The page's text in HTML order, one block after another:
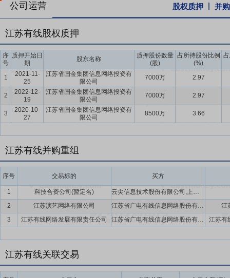
公司运营 股权质押 并
江苏有线股权质押
序
号
质押开始日
期
股东名称
质押股份数量
(股)
占所持股份比例
(%)
1
2021-11-
25
江苏省国金集团信息网络投资有
限公司
7000万 2.97
2
2022-12-
19
江苏省国金集团信息网络投资有
限公司
7000万 2.97
3
2020-10-
27
江苏省国金集团信息网络投资有
限公司
8500万 3.66
江苏有线并购重组
序号 交易标的 买方
1 科技合资公司(暂定名)
云尖信息技术股份有限公司,上海熠知电子科技有限公司,江苏省文化科技控股集团有限公司,宿迁市楚润数据集团有限公司,江苏省广电有线信息网络股份有限公司,南京新港开发有限公司,城际云(江苏)科技有限公司
2
江苏演艺网络有限公司 江苏省广电有线信息网络股份有限公司
江
3
江苏有线网络发展有限责任公司 江苏省广电有线信息网络股份有限公司 江苏有
江苏有线关联交易